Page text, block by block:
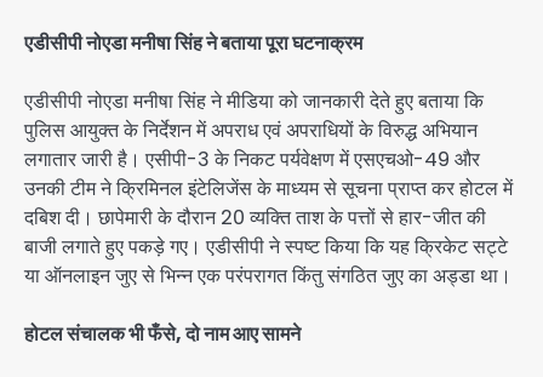
एडीसीपी नोएडा मनीषा सिंह ने बताया पूरा घटनाक्रम
एडीसीपी नोएडा मनीषा सिंह ने मीडिया को जानकारी देते हुए बताया कि
पुलिस आयुक्त के निर्देशन में अपराध एवं अपराधियों के विरुद्ध अभियान
लगातार जारी है। एसीपी-3 के निकट पर्यवेक्षण में एसएचओ-49 और
उनकी टीम ने क्रिमिनल इंटेलिजेंस के माध्यम से सूचना प्राप्त कर होटल में
दबिश दी। छापेमारी के दौरान 20 व्यक्ति ताश के पत्तों से हार-जीत की
बाजी लगाते हुए पकड़े गए। एडीसीपी ने स्पष्ट किया कि यह क्रिकेट सट्टे
या ऑनलाइन जुए से भिन्न एक परंपरागत किंतु संगठित जुए का अड्डा था।
होटल संचालक भी फँसे, दो नाम आए सामने